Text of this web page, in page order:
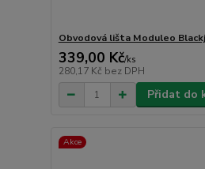
Obvodová lišta Moduleo
339,00 Kč/ks
280,17 Kč bez DPH
Přidat do
Akce